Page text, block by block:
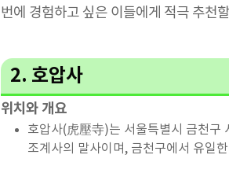
번에 경험하고 싶은 이들에게 적극 추천
2. 호압사
위치와 개요
호압사(虎壓寺)는 서울특별시 금천구
조계사의 말사이며, 금천구에서 유일